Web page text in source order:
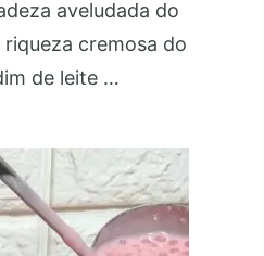
Pudim
de
Leite
Brigadeiro:
Faça
e
Venda
aveludada do
cremosa do
de leite …